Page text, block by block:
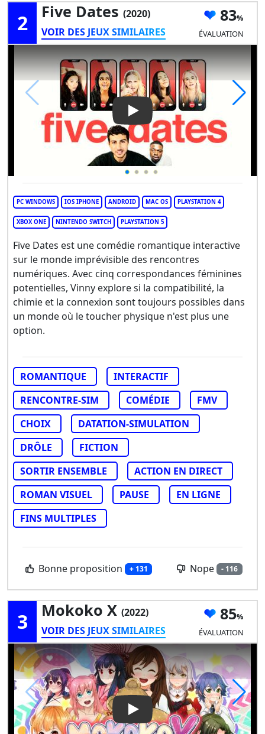
2 Five Dates (2020)
VOIR DES JEUX SIMILAIRES
83
ÉVALUATION
Play Video: Five Dates
PC WINDOWS IOS IPHONE ANDROID MAC OS PLAYSTATION 4
XBOX ONE NINTENDO SWITCH PLAYSTATION 5
Five Dates est une comédie romantique interactive
sur le monde imprévisible des rencontres
numériques. Avec cinq correspondances féminines
potentielles, Vinny explore si la compatibilité, la
chimie et la connexion sont toujours possibles dans
un monde où le toucher physique n'est plus une
option.
ROMANTIQUE
INTERACTIF
RENCONTRE-SIM
COMÉDIE
FMV
CHOIX
DATATION-SIMULATION
DRÔLE
FICTION
SORTIR ENSEMBLE
ACTION EN DIRECT
ROMAN VISUEL
PAUSE
EN LIGNE
FINS MULTIPLES
Bonne proposition + 131 Nope - 116
3 Mokoko X (2022)
VOIR DES JEUX SIMILAIRES
85
ÉVALUATION
Play Video: Mokoko X